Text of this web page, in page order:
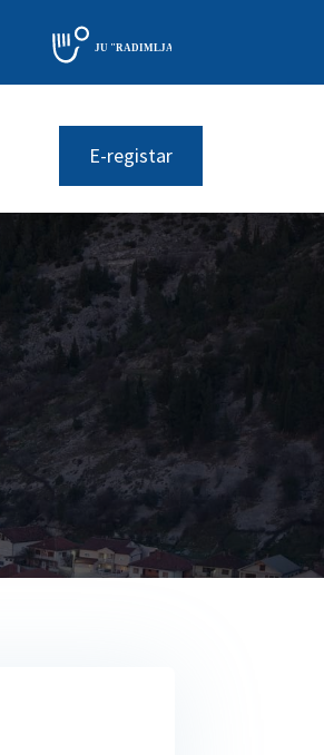
E-registar